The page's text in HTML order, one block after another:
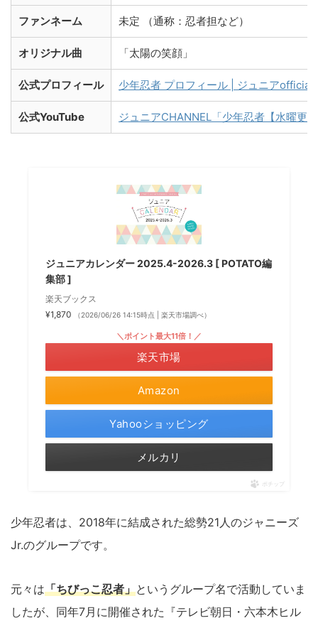
ファンネーム 未定 （通称：忍者担など）
オリジナル曲 「太陽の笑顔」
公式プロフィール 少年忍者 プロフィール | ジュニアofficial
公式YouTube ジュニアCHANNEL「少年忍者【水曜更
ジュニアカレンダー 2025.4-2026.3 [ POTATO編
集部 ]
楽天ブックス
¥1,870
（2026/06/26 14:15時点 | 楽天市場調べ）
Amazon
＼ポイント最大11倍！／
楽天市場
Yahooショッピング
メルカリ
ポチップ
少年忍者は、2018年に結成された総勢21人のジャニーズ
Jr.のグループです。
元々は「ちびっこ忍者」というグループ名で活動していま
したが、同年7月に開催された『テレビ朝日・六本木ヒル